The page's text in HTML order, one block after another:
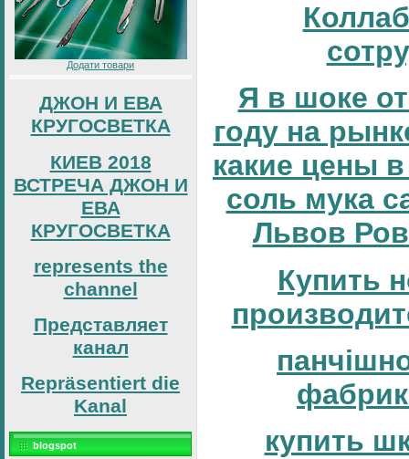
Додати товари
ДЖОН И ЕВА
КРУГОСВЕТКА
КИЕВ 2018
ВСТРЕЧА ДЖОН И
ЕВА
КРУГОСВЕТКА
represents the
channel
Представляет
канал
Repräsentiert die
Kanal
blogspot
Я в шоке
году на
какие цены
соль мука
Львов
Купить
купить